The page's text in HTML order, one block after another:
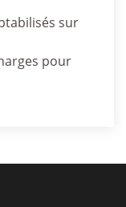
sur
pour